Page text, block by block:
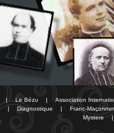
| Le Bézu | Association
| Diagnostique | Franc-
Mystere
|